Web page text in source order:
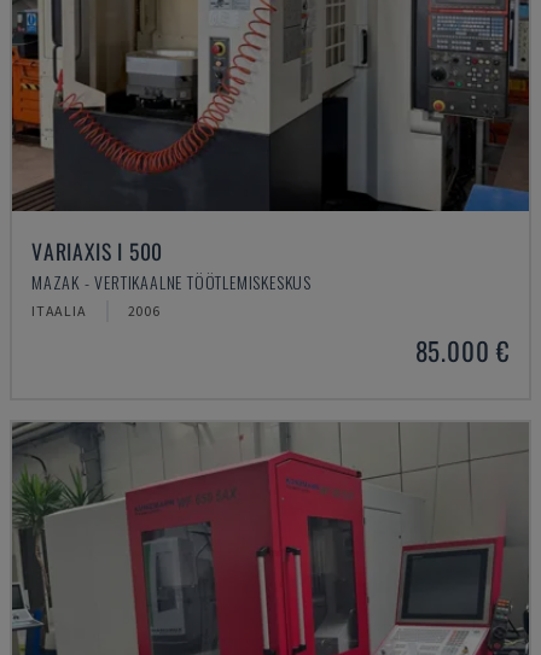
VARIAXIS I 500
MAZAK - VERTIKAALNE TÖÖTLEMISKESKUS
ITAALIA 2006
85.000 €